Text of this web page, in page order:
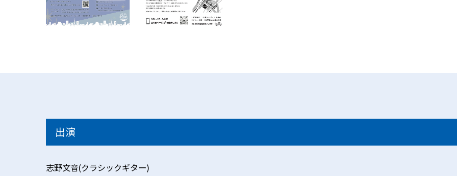
出演
志野文音(クラシックギター)